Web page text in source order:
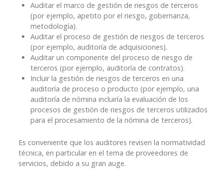
Auditar el marco de gestión de riesgos de terceros
(por ejemplo, apetito por el riesgo, gobernanza,
metodología).
Auditar el proceso de gestión de riesgos de terceros
(por ejemplo, auditoría de adquisiciones).
Auditar un componente del proceso de riesgo de
terceros (por ejemplo, auditoría de contratos).
Incluir la gestión de riesgos de terceros en una
auditoría de proceso o producto (por ejemplo, una
auditoría de nómina incluiría la evaluación de los
procesos de gestión de riesgos de terceros utilizados
para el procesamiento de la nómina de terceros).
Es conveniente que los auditores revisen la normatividad
técnica, en particular en el tema de proveedores de
servicios, debido a su gran auge.